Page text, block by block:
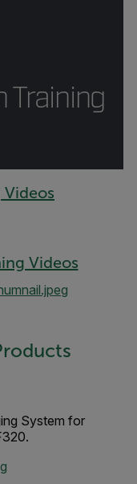
Training
Videos
Videos
System for